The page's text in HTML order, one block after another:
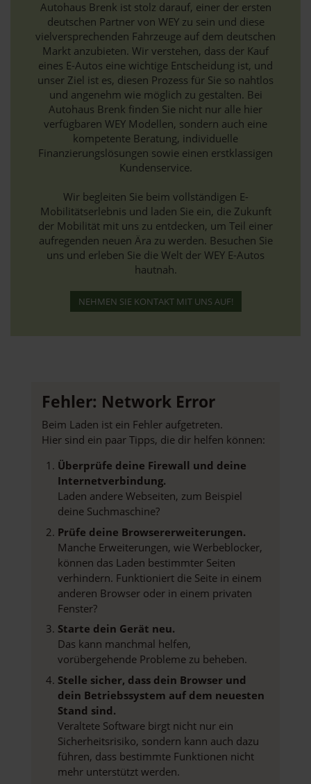
Autohaus Brenk ist stolz darauf, einer der ersten
deutschen Partner von WEY zu sein und diese
vielversprechenden Fahrzeuge auf dem deutschen
Markt anzubieten. Wir verstehen, dass der Kauf
eines E-Autos eine wichtige Entscheidung ist, und
unser Ziel ist es, diesen Prozess für Sie so nahtlos
und angenehm wie möglich zu gestalten. Bei
Autohaus Brenk finden Sie nicht nur alle hier
verfügbaren WEY Modellen, sondern auch eine
kompetente Beratung, individuelle
Finanzierungslösungen sowie einen erstklassigen
Kundenservice.
Wir begleiten Sie beim vollständigen E-
Mobilitätserlebnis und laden Sie ein, die Zukunft
der Mobilität mit uns zu entdecken, um Teil einer
aufregenden neuen Ära zu werden. Besuchen Sie
uns und erleben Sie die Welt der WEY E-Autos
hautnah.
NEHMEN SIE KONTAKT MIT UNS AUF!
Fehler: Network Error
Beim Laden ist ein Fehler aufgetreten.
Hier sind ein paar Tipps, die dir helfen können:
Überprüfe deine Firewall und deine
Internetverbindung.
Laden andere Webseiten, zum Beispiel
deine Suchmaschine?
Prüfe deine Browsererweiterungen.
Manche Erweiterungen, wie Werbeblocker,
können das Laden bestimmter Seiten
verhindern. Funktioniert die Seite in einem
anderen Browser oder in einem privaten
Fenster?
Starte dein Gerät neu.
Das kann manchmal helfen,
vorübergehende Probleme zu beheben.
Stelle sicher, dass dein Browser und
dein Betriebssystem auf dem neuesten
Stand sind.
Veraltete Software birgt nicht nur ein
Sicherheitsrisiko, sondern kann auch dazu
führen, dass bestimmte Funktionen nicht
mehr unterstützt werden.